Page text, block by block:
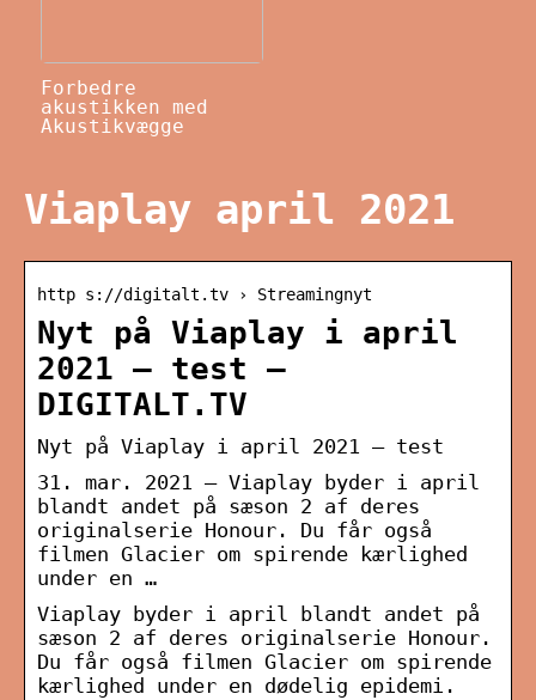
Forbedre
akustikken med
Akustikvægge
Viaplay april 2021
http s://digitalt.tv › Streamingnyt
Nyt på Viaplay i april
2021 – test –
DIGITALT.TV
Nyt på Viaplay i april 2021 – test
31. mar. 2021 — Viaplay byder i april
blandt andet på sæson 2 af deres
originalserie Honour. Du får også
filmen Glacier om spirende kærlighed
under en …
Viaplay byder i april blandt andet på
sæson 2 af deres originalserie Honour.
Du får også filmen Glacier om spirende
kærlighed under en dødelig epidemi.